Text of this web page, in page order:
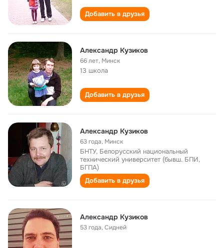
Добавить в друзья
Александр Кузиков
66 лет, Минск
13 школа
Добавить в друзья
Александр Кузиков
63 года, Минск
БНТУ, Белорусский национальный
технический университет (бывш. БПИ,
БГПА)
Добавить в друзья
Александр Кузиков
53 года,Сидней